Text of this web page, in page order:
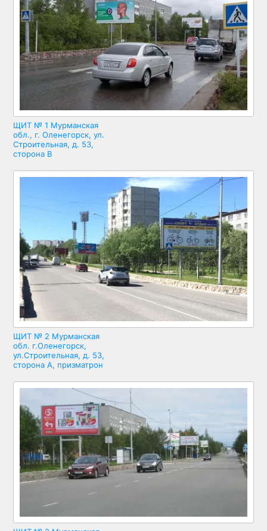
ЩИТ № 1 Мурманская
обл., г. Оленегорск, ул.
Строительная, д. 53,
сторона В
ЩИТ № 2 Мурманская
обл. г.Оленегорск,
ул.Строительная, д. 53,
сторона А, призматрон